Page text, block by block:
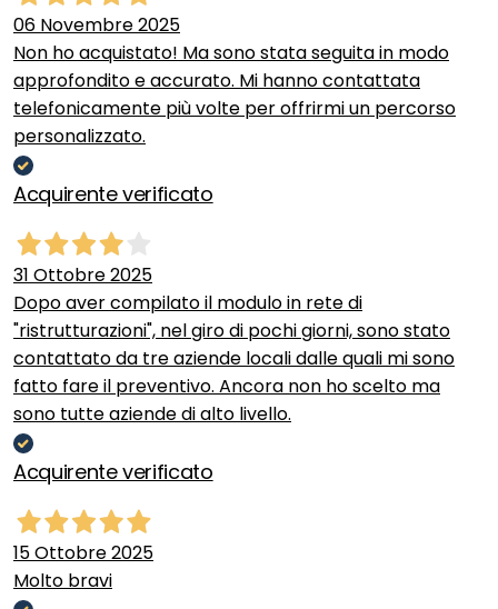
06 Novembre 2025
Non ho acquistato! Ma sono stata seguita in modo
approfondito e accurato. Mi hanno contattata
telefonicamente più volte per offrirmi un percorso
personalizzato.
Acquirente verificato
31 Ottobre 2025
Dopo aver compilato il modulo in rete di
"ristrutturazioni", nel giro di pochi giorni, sono stato
contattato da tre aziende locali dalle quali mi sono
fatto fare il preventivo. Ancora non ho scelto ma
sono tutte aziende di alto livello.
Acquirente verificato
15 Ottobre 2025
Molto bravi